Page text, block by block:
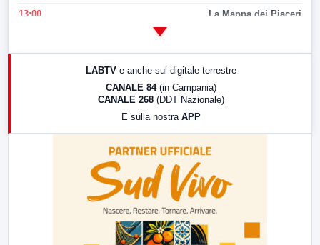
13:00 La Mappa dei Piaceri
LABTV e anche sul digitale terrestre
CANALE 84 (in Campania)
CANALE 268 (DDT Nazionale)
E sulla nostra APP